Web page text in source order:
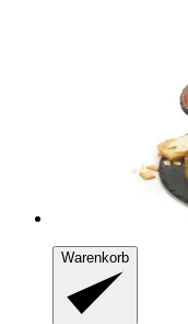
Warenkorb